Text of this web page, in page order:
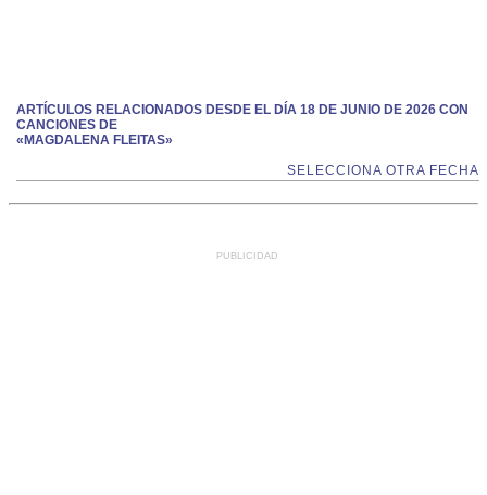
ARTÍCULOS RELACIONADOS DESDE EL DÍA 18 DE JUNIO DE 2026 CON
CANCIONES DE
«MAGDALENA FLEITAS»
SELECCIONA OTRA FECHA
PUBLICIDAD